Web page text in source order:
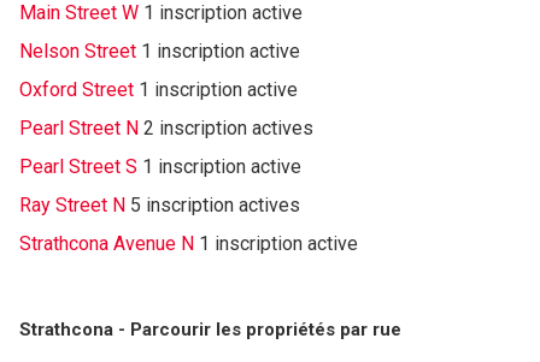
Main Street W 1 inscription active
Nelson Street 1 inscription active
Oxford Street 1 inscription active
Pearl Street N 2 inscription actives
Pearl Street S 1 inscription active
Ray Street N 5 inscription actives
Strathcona Avenue N 1 inscription active
Strathcona - Parcourir les propriétés par rue